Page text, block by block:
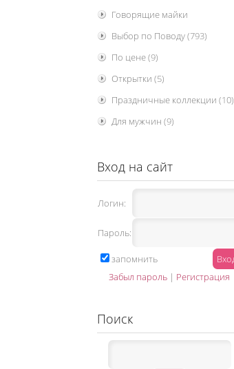
Говорящие майки
Выбор по Поводу(793)
По цене(9)
Открытки (5)
Праздничные коллекции (10)
Для мужчин (9)
Вход на сайт
Логин:
Пароль:
запомнить
Забыл пароль | Регистрация
Поиск